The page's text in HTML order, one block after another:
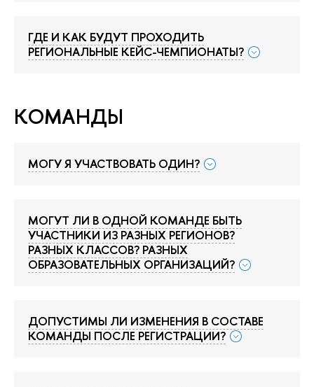
ГДЕ И КАК БУДУТ ПРОХОДИТЬ
РЕГИОНАЛЬНЫЕ КЕЙС-ЧЕМПИОНАТЫ?
КОМАНДЫ
МОГУ Я УЧАСТВОВАТЬ ОДИН?
МОГУТ ЛИ В ОДНОЙ КОМАНДЕ БЫТЬ
УЧАСТНИКИ ИЗ РАЗНЫХ РЕГИОНОВ?
РАЗНЫХ КЛАССОВ? РАЗНЫХ
ОБРАЗОВАТЕЛЬНЫХ ОРГАНИЗАЦИЙ?
ДОПУСТИМЫ ЛИ ИЗМЕНЕНИЯ В СОСТАВЕ
КОМАНДЫ ПОСЛЕ РЕГИСТРАЦИИ?